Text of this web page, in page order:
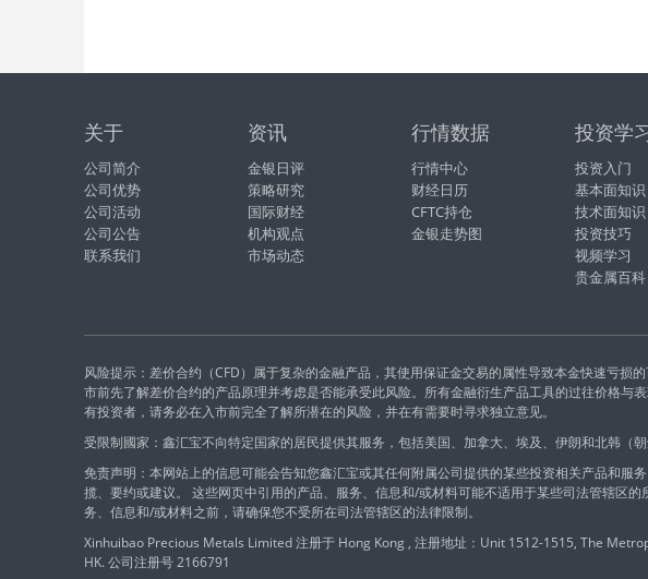
关于
公司简介
公司优势
公司活动
公司公告
联系我们
资讯
金银日评
策略研究
国际财经
机构观点
市场动态
行情数据
行情中心
财经日历
CFTC持仓
金银走势图
投资学
投资入门
基本面知识
技术面知识
投资技巧
视频学习
贵金属百科
风险提示：差价合约（CFD）属于复杂的金融产品，其使用保证金交易的属性导致本金快速亏损
市前先了解差价合约的产品原理并考虑是否能承受此风险。所有金融衍生产品工具的过往价格与
有投资者，请务必在入市前完全了解所潜在的风险，并在有需要时寻求独立意见。
受限制國家：鑫汇宝不向特定国家的居民提供其服务，包括美国、加拿大、埃及、伊朗和北韩（朝
免责声明：本网站上的信息可能会告知您鑫汇宝或其任何附属公司提供的某些投资相关产品和服
揽、要约或建议。 这些网页中引用的产品、服务、信息和/或材料可能不适用于某些司法管辖区
务、信息和/或材料之前，请确保您不受所在司法管辖区的法律限制。
Xinhuibao Precious Metals Limited 注册于 Hong Kong , 注册地址：Unit 1512-1515, The
HK. 公司注册号 2166791